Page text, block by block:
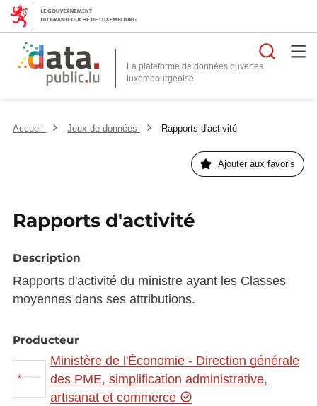
La plateforme de données ouvertes
Accueil Jeux de données Rapports d'activité
Ajouter aux favoris
Rapports d'activité
Description
Rapports d'activité du ministre ayant les Classes
moyennes dans ses attributions.
Producteur
Ministère de l'Économie - Direction générale
des PME, simplification administrative,
artisanat et commerce